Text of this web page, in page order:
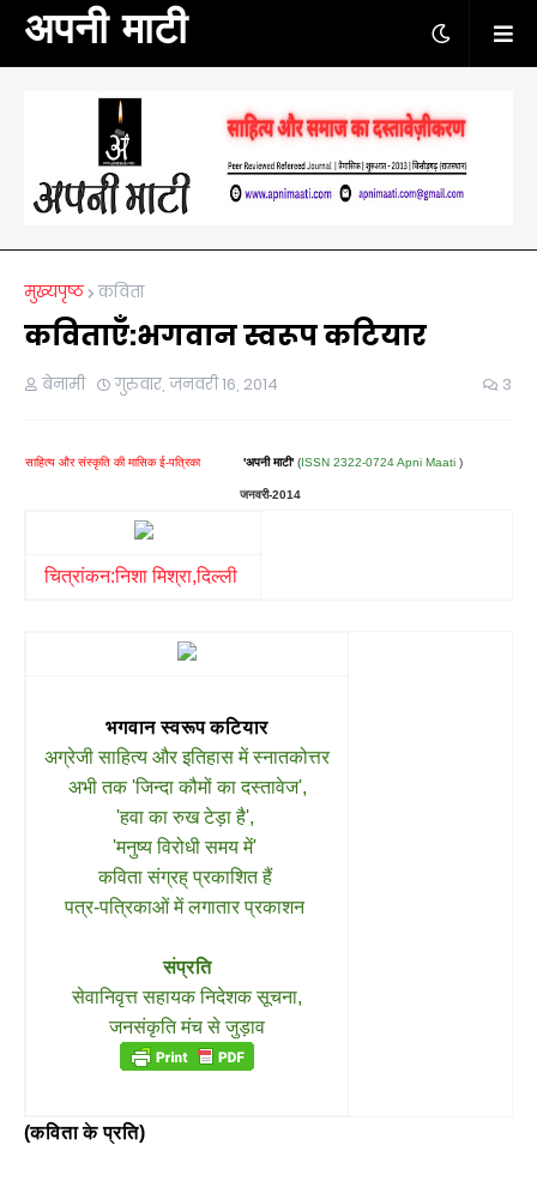
अपनी माटी
मुख्यपृष्ठ कविता
कविताएँ:भगवान स्वरूप कटियार
बेनामी गुरुवार, जनवरी 16, 2014 3
साहित्य और संस्कृति की मासिक ई-पत्रिका 'अपनी माटी' (ISSN 2322-0724 Apni Maati)
जनवरी-2014
चित्रांकन:निशा मिश्रा,दिल्ली
भगवान स्वरूप कटियार
अग्रेजी साहित्य और इतिहास में स्नातकोत्तर
अभी तक 'जिन्दा कौमों का दस्तावेज',
'हवा का रुख टेड़ा है',
'मनुष्य विरोधी समय में'
कविता संग्रह् प्रकाशित हैं
पत्र-पत्रिकाओं में लगातार प्रकाशन
संप्रति
सेवानिवृत्त सहायक निदेशक सूचना,
जनसंकृति मंच से जुड़ाव
(कविता के प्रति)